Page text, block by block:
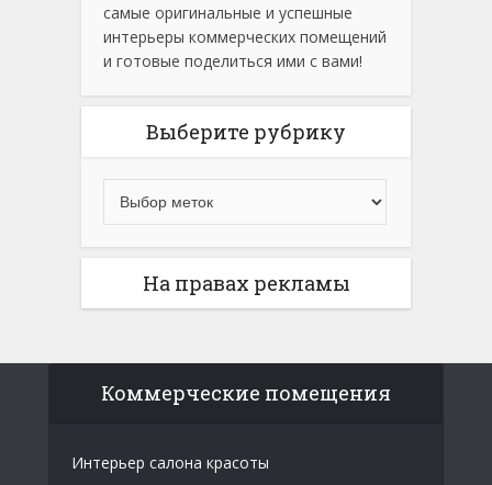
самые оригинальные и успешные
интерьеры коммерческих помещений
и готовые поделиться ими с вами!
Выберите рубрику
На правах рекламы
Коммерческие помещения
Интерьер салона красоты